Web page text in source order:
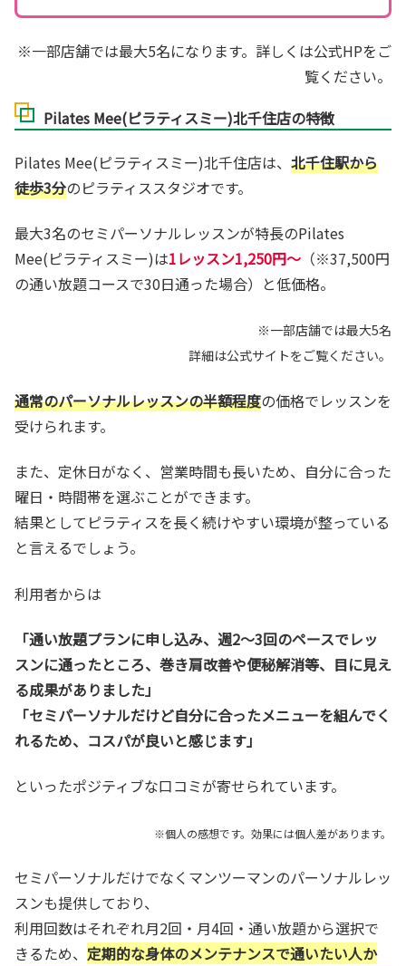
※一部店舗では最大5名になります。詳しくは公式HPをご
覧ください。
Pilates Mee(ピラティスミー)北千住店の特徴
Pilates Mee(ピラティスミー)北千住店は、 北千住駅から
徒歩3分のピラティススタジオです。
最大3名のセミパーソナルレッスンが特長のPilates
Mee(ピラティスミー)は1レッスン1,250円～ （※37,500円
の通い放題コースで30日通った場合）と低価格。
※一部店舗では最大5名
詳細は公式サイトをご覧ください。
通常のパーソナルレッスンの半額程度の価格でレッスンを
受けられます。
また、定休日がなく、営業時間も長いため、自分に合った
曜日・時間帯を選ぶことができます。
結果としてピラティスを長く続けやすい環境が整っている
と言えるでしょう。
利用者からは
「通い放題プランに申し込み、週2〜3回のペースでレッ
スンに通ったところ、巻き肩改善や便秘解消等、目に見え
る成果がありました」
「セミパーソナルだけど自分に合ったメニューを組んでく
れるため、コスパが良いと感じます」
といったポジティブな口コミが寄せられています。
※個人の感想です。効果には個人差があります。
セミパーソナルだけでなくマンツーマンのパーソナルレッ
スンも提供しており、
利用回数はそれぞれ月2回・月4回・通い放題から選択で
きるため、 定期的な身体のメンテナンスで通いたい人か